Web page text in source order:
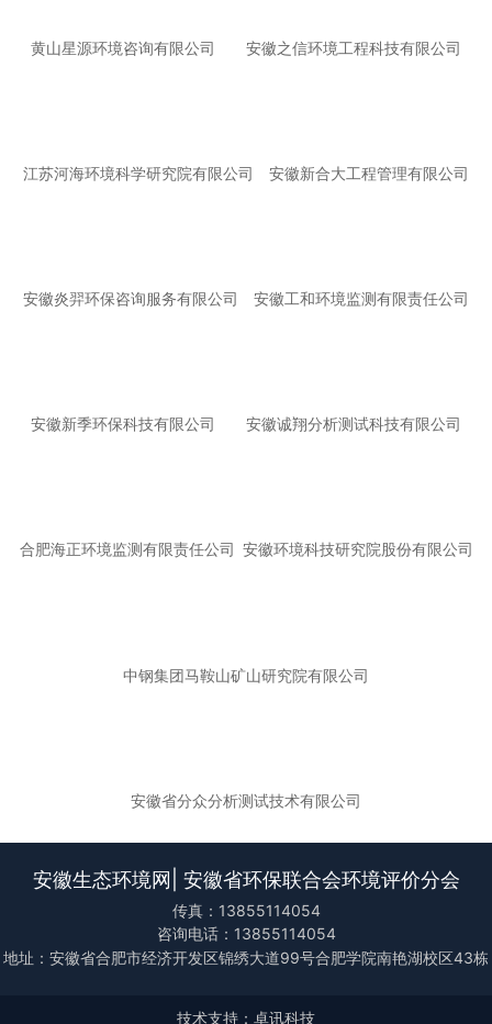
黄山星源环境咨询有限公司 安徽之信环境工程科技有限公司
江苏河海环境科学研究院有限公司 安徽新合大工程管理有限公司
安徽炎羿环保咨询服务有限公司 安徽工和环境监测有限责任公司
安徽新季环保科技有限公司 安徽诚翔分析测试科技有限公司
合肥海正环境监测有限责任公司 安徽环境科技研究院股份有限公司
中钢集团马鞍山矿山研究院有限公司
安徽省分众分析测试技术有限公司
安徽生态环境网| 安徽省环保联合会环境评价分会
传真：13855114054
咨询电话：13855114054
地址：安徽省合肥市经济开发区锦绣大道99号合肥学院南艳湖校区43栋
技术支持：卓讯科技